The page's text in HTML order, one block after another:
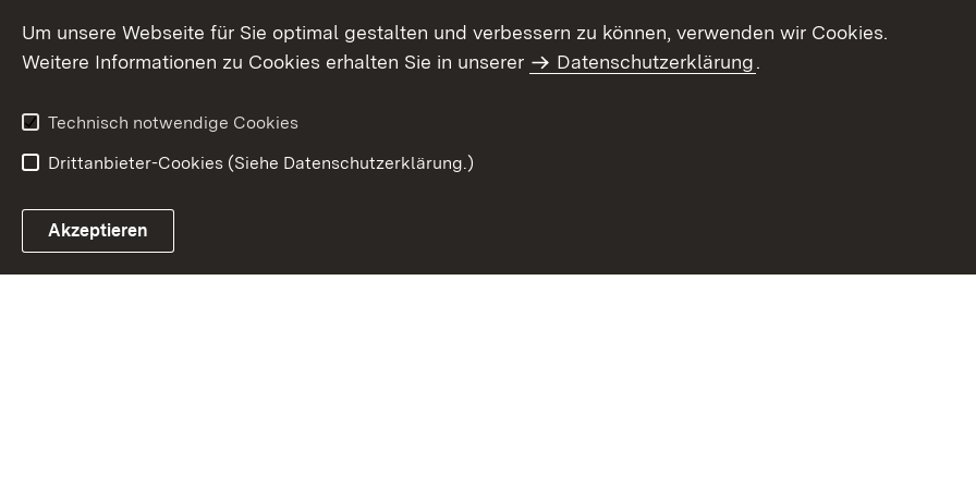
Um unsere Webseite für Sie optimal gestalten und verbessern zu können, verwenden wir Cookies.
Weitere Informationen zu Cookies erhalten Sie in unserer
Datenschutzerklärung.
Technisch notwendige Cookies
Drittanbieter-Cookies (Siehe Datenschutzerklärung.)
Akzeptieren